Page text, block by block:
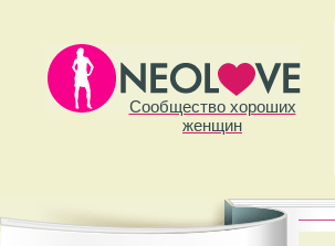
Сообщество хороших
женщин